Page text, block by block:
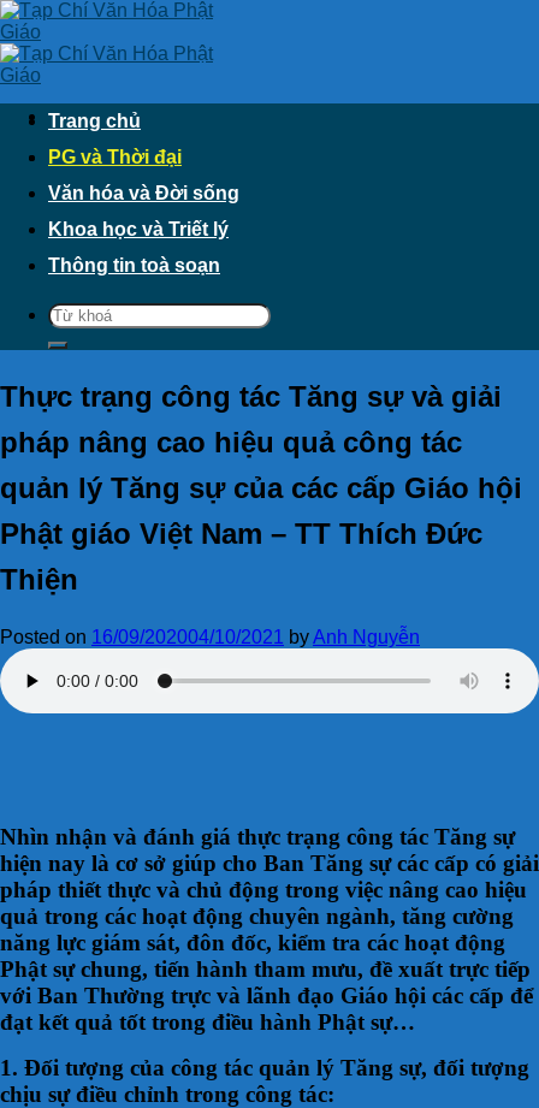
Skip
to
content
Trang chủ
PG và Thời đại
Văn hóa và Đời sống
Khoa học và Triết lý
Thông tin toà soạn
Thực trạng công tác Tăng sự và giải
pháp nâng cao hiệu quả công tác
quản lý Tăng sự của các cấp Giáo hội
Phật giáo Việt Nam – TT Thích Đức
Thiện
Posted on 16/09/202004/10/2021 byAnh Nguyễn
Nhìn nhận và đánh giá thực trạng công tác Tăng sự
hiện nay là cơ sở giúp cho Ban Tăng sự các cấp có giải
pháp thiết thực và chủ động trong việc nâng cao hiệu
quả trong các hoạt động chuyên ngành, tăng cường
năng lực giám sát, đôn đốc, kiểm tra các hoạt động
Phật sự chung, tiến hành tham mưu, đề xuất trực tiếp
với Ban Thường trực và lãnh đạo Giáo hội các cấp để
đạt kết quả tốt trong điều hành Phật sự…
1. Đối tượng của công tác quản lý Tăng sự, đối tượng
chịu sự điều chỉnh trong công tác: